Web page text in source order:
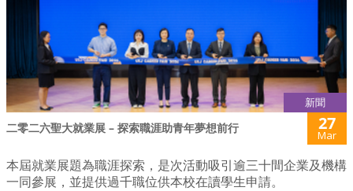
新聞
二零二六聖大就業展 – 探索職涯助青年夢想前行 27
Mar
本屆就業展題為職涯探索，是次活動吸引逾三十間企業及機構
一同參展，並提供過千職位供本校在讀學生申請。